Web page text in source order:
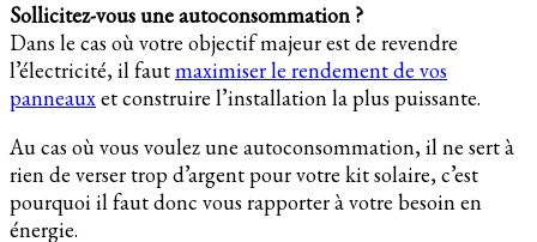
Sollicitez-vous une autoconsommation ?
Dans le cas où votre objectif majeur est de revendre
l’électricité, il fautmaximiser le rendement de vos
panneauxet construire l’installation la plus puissante.
Au cas où vous voulez une autoconsommation, il ne sert à
rien de verser trop d’argent pour votre kit solaire, c’est
pourquoi il faut donc vous rapporter à votre besoin en
énergie.